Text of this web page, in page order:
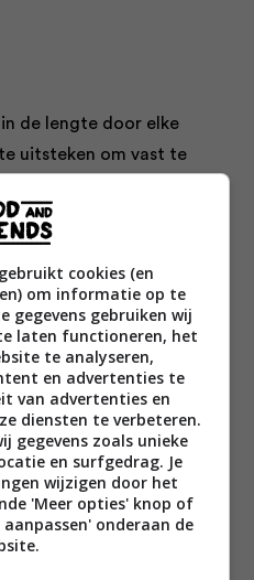
de lengte door elke
uitsteken om vast te
bord en bestrooi ze
limoenrasp.
het beslag in een kom
kloppen tot 250 ml
glad beslag ontstaat.
middelhoog vuur en vul
4 cm. Verhit de olie
met
er een beetje beslag in
wordt, is de olie
cookies (en
om informatie op te
gegevens gebruiken wij
laten functioneren, het
te analyseren,
en advertenties te
van advertenties en
diensten te verbeteren.
gegevens zoals unieke
en surfgedrag. Je
wijzigen door het
'Meer opties' knop of
onderaan de